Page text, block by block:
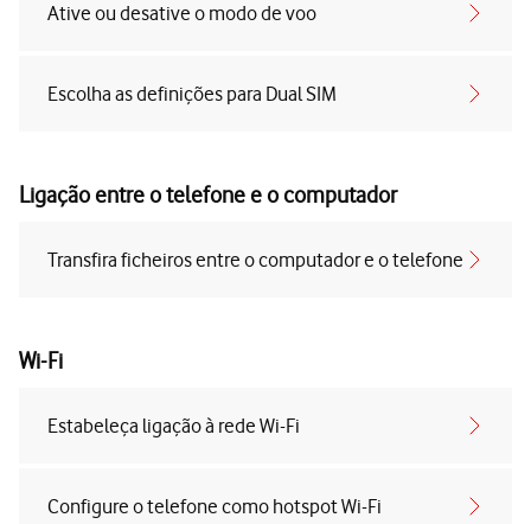
Ative ou desative o modo de voo
Escolha as definições para Dual SIM
Ligação entre o telefone e o computador
Transfira ficheiros entre o computador e o telefone
Wi-Fi
Estabeleça ligação à rede Wi-Fi
Configure o telefone como hotspot Wi-Fi